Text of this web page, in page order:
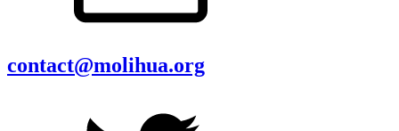
contact@molihua.org